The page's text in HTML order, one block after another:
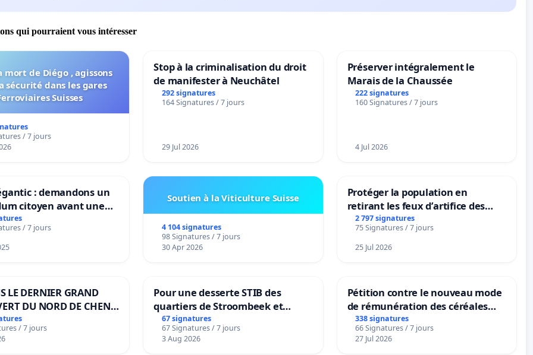
SA GRÈVE DE LA FAIM.
libéré après sa grève de la faim.
Gülmen a été arrêtée le 5 août 2020,
parce qu'elle se trouvait sur place
au centre culturel "Idil" du groupe
Elle a été arrêtée par la suite.
Gülmen autre que sa présence au
culturel d'Idil. Le tribunal a renvoyé le
parce qu'il ne contenait aucune preuve.
qui pourraient vous intéresser
mort de Diégo , agissons
sécurité dans les gares
Suisses
/ 7 jours
Stop à la criminalisation du droit
de manifester à Neuchâtel
292 signatures
164 Signatures / 7 jours
29 Jul 2026
Préserver intégralement le
Marais de la Chaussée
222 signatures
160 Signatures / 7 jours
4 Jul 2026
: demandons un
citoyen avant une
irréversible de
»
/ 7 jours
Soutien à la Viticulture Suisse
4 104 signatures
98 Signatures / 7 jours
30 Apr 2026
Protéger la population en
retirant les feux d’artifice des
rayons
2 797 signatures
75 Signatures / 7 jours
25 Jul 2026
LE DERNIER GRAND
DU NORD DE CHENE-
/ 7 jours
Pour une desserte STIB des
quartiers de Stroombeek et
Beauval - Voor een MIVB-
bediening van de wijken
Strombeek en Het Voor
67 signatures
67 Signatures / 7 jours
3 Aug 2026
Pétition contre le nouveau mode
de rémunération des céréales
panifiables de Swiss granum basé
sur la teneur en protéines
338 signatures
66 Signatures / 7 jours
27 Jul 2026